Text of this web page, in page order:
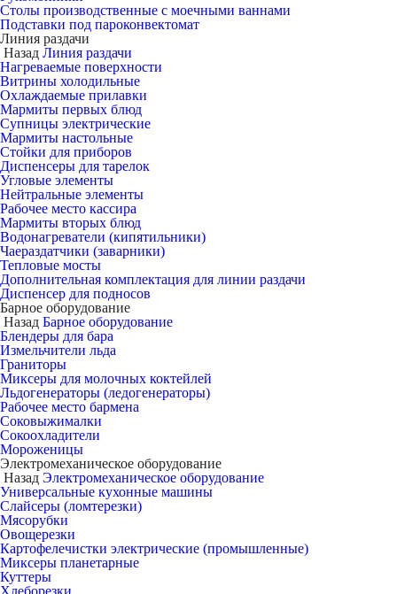
Столы производственные с моечными ваннами
Подставки под пароконвектомат
Линия раздачи
Назад Линия раздачи
Нагреваемые поверхности
Витрины холодильные
Охлаждаемые прилавки
Мармиты первых блюд
Супницы электрические
Мармиты настольные
Стойки для приборов
Диспенсеры для тарелок
Угловые элементы
Нейтральные элементы
Рабочее место кассира
Мармиты вторых блюд
Водонагреватели (кипятильники)
Чаераздатчики (заварники)
Тепловые мосты
Дополнительная комплектация для линии раздачи
Диспенсер для подносов
Барное оборудование
Назад Барное оборудование
Блендеры для бара
Измельчители льда
Граниторы
Миксеры для молочных коктейлей
Льдогенераторы (ледогенераторы)
Рабочее место бармена
Соковыжималки
Сокоохладители
Мороженицы
Электромеханическое оборудование
Назад Электромеханическое оборудование
Универсальные кухонные машины
Слайсеры (ломтерезки)
Мясорубки
Овощерезки
Картофелечистки электрические (промышленные)
Миксеры планетарные
Куттеры
Хлеборезки